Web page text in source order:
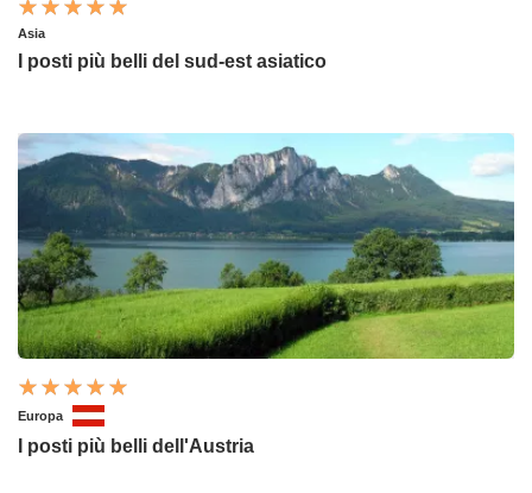
Asia
I posti più belli del sud-est asiatico
Europa
I posti più belli dell'Austria